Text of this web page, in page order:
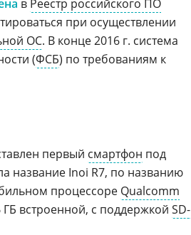
в Реестр российского ПО
при осуществлении
ОС. В конце 2016 г. система
(ФСБ) по требованиям к
первый смартфон под
название Inoi R7, по названию
процессоре Qualcomm
ГБ встроенной, с поддержкой SD-